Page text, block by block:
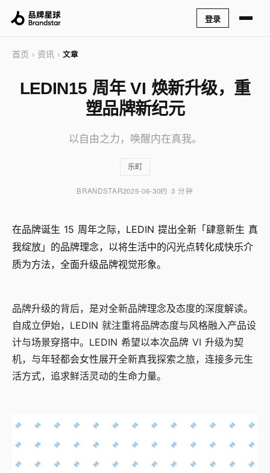
登录
首页 › 资讯 › 文章
LEDIN15 周年 VI 焕新升级，重
塑品牌新纪元
以自由之力，唤醒内在真我。
乐町
BRANDSTAR2025-06-30约 3 分钟
在品牌诞生 15 周年之际，LEDIN 提出全新「肆意新生 真
我绽放」的品牌理念，以将生活中的闪光点转化成快乐介
质为方法，全面升级品牌视觉形象。
品牌升级的背后，是对全新品牌理念及态度的深度解读。
自成立伊始，LEDIN 就注重将品牌态度与风格融入产品设
计与场景穿搭中。LEDIN 希望以本次品牌 VI 升级为契
机，与年轻都会女性展开全新真我探索之旅，连接多元生
活方式，追求鲜活灵动的生命力量。